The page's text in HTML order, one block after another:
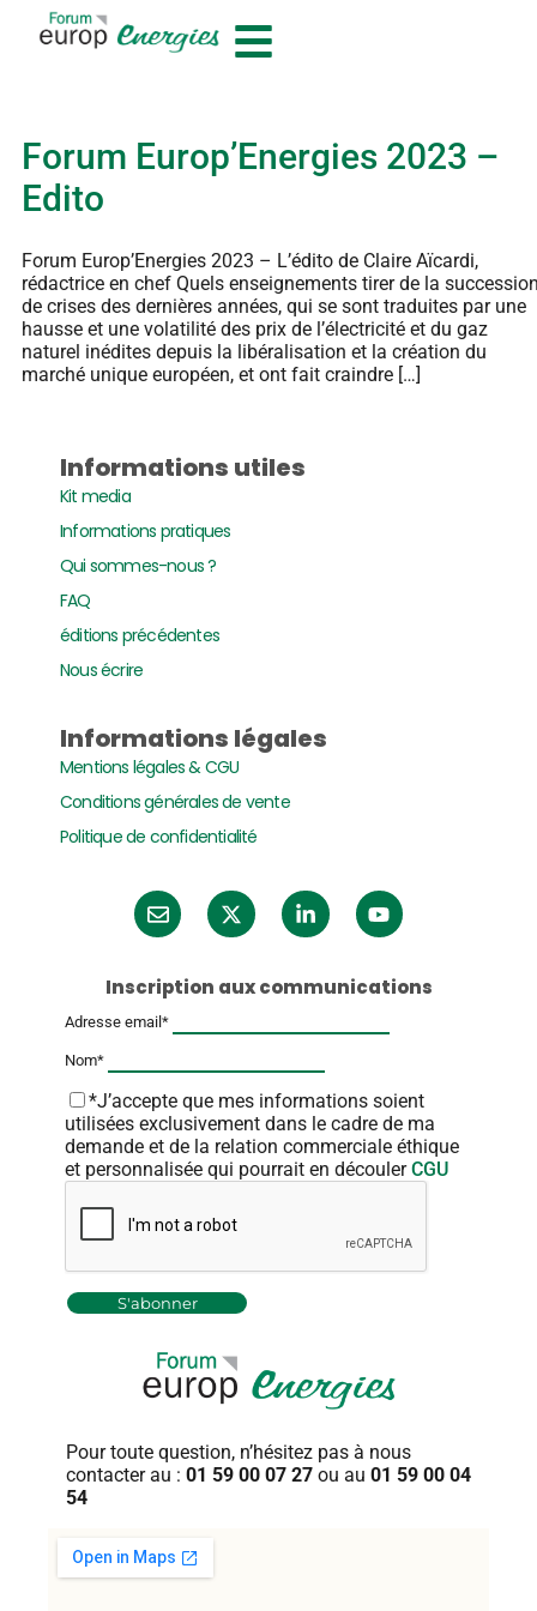
contenu
principal
Forum Europ’Energies 2023 –
Edito
Forum Europ’Energies 2023 – L’édito de Claire Aïcardi,
rédactrice en chef Quels enseignements tirer de la
de crises des dernières années, qui se sont traduites par une
hausse et une volatilité des prix de l’électricité et du gaz
naturel inédites depuis la libéralisation et la création du
marché unique européen, et ont fait craindre […]
Informations utiles
Kit media
Informations pratiques
Qui sommes-nous ?
FAQ
éditions précédentes
Nous écrire
Informations légales
Mentions légales & CGU
Conditions générales de vente
Politique de confidentialité
Inscription aux communications
Adresse email*
Nom*
*J’accepte que mes informations soient
utilisées exclusivement dans le cadre de ma
demande et de la relation commerciale éthique
et personnalisée qui pourrait en découlerCGU
Pour toute question, n’hésitez pas à nous
contacter au : 01 59 00 07 27 ou au 01 59 00 04
54